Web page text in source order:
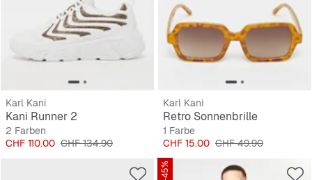
Karl Kani
Kani Runner 2
2 Farben
Preis
CHF 110.00 Originalpreis
CHF 134.90
Karl Kani
Retro Sonnenbrille
1 Farbe
Preis
CHF 15.00 Originalpreis
CHF 49.90
-45%